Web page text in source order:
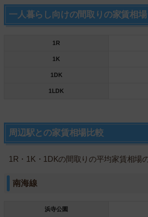
一人暮らし向けの間取りの家賃相場
1R
1K
1DK
1LDK
周辺駅との家賃相場比較
1R・1K・1DKの間取りの平均家賃相場
南海線
浜寺公園